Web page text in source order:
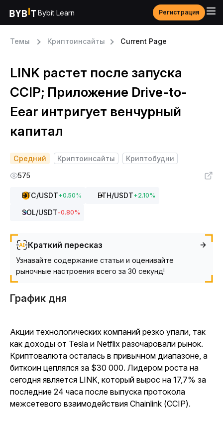
Bybit Learn Регистрация
Темы Криптоинсайты Current Page
LINK растет после запуска
CCIP; Приложение Drive-to-
Eear интригует венчурный
капитал
Средний Криптоинсайты
Криптобудни
575
BTC/USDT+0.50% ETH/USDT+2.10%
SOL/USDT-0.80%
Краткий пересказ
Узнавайте содержание статьи и оценивайте
рыночные настроения всего за 30 секунд!
График дня
Акции технологических компаний резко упали, так
как доходы от Tesla и Netflix разочаровали рынок.
Криптовалюта осталась в привычном диапазоне, а
биткоин цеплялся за $30 000. Лидером роста на
сегодня является LINK, который вырос на 17,7% за
последние 24 часа после выпуска протокола
межсетевого взаимодействия Chainlink (CCIP).